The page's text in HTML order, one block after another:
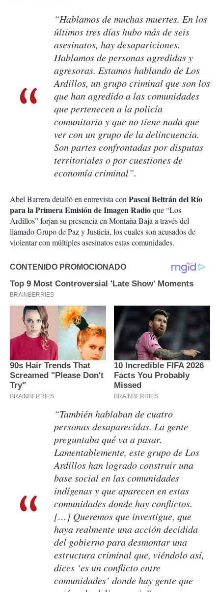
“Hablamos de muchas muertes. En los
últimos tres días hubo más de seis
asesinatos, hay desapariciones.
Hablamos de personas agredidas y
agresoras. Estamos hablando de Los
Ardillos, un grupo criminal que son los
que han agredido a las comunidades
que pertenecen a la policía
comunitaria y que no tiene nada que
ver con un grupo de la delincuencia.
Son partes confrontadas por disputas
territoriales o por cuestiones de
economía criminal”.
Abel Barrera detalló en entrevista conPascal Beltrán del Río
para la Primera Emisión de Imagen Radioque “Los
Ardillos” forjan su presencia en Montaña Baja a través del
llamado Grupo de Paz y Justicia, los cuales son acusados de
violentar con múltiples asesinatos estas comunidades.
“También hablaban de cuatro
personas desaparecidas. La gente
preguntaba qué va a pasar.
Lamentablemente, este grupo de Los
Ardillos han logrado construir una
base social en las comunidades
indígenas y que aparecen en estas
comunidades donde hay conflictos.
[…] Queremos que investigue, que
haya realmente una acción decidida
del gobierno para desmontar una
estructura criminal que, viéndolo así,
dices ‘es un conflicto entre
comunidades’ donde hay gente que